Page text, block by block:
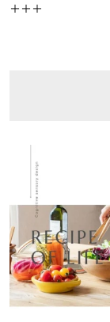
＋＋＋